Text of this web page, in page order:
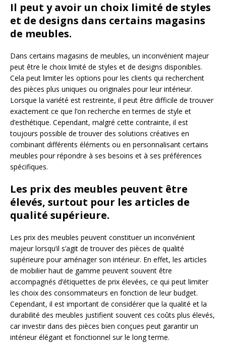
Il peut y avoir un choix limité de styles
et de designs dans certains magasins
de meubles.
Dans certains magasins de meubles, un inconvénient majeur
peut être le choix limité de styles et de designs disponibles.
Cela peut limiter les options pour les clients qui recherchent
des pièces plus uniques ou originales pour leur intérieur.
Lorsque la variété est restreinte, il peut être difficile de trouver
exactement ce que l’on recherche en termes de style et
d’esthétique. Cependant, malgré cette contrainte, il est
toujours possible de trouver des solutions créatives en
combinant différents éléments ou en personnalisant certains
meubles pour répondre à ses besoins et à ses préférences
spécifiques.
Les prix des meubles peuvent être
élevés, surtout pour les articles de
qualité supérieure.
Les prix des meubles peuvent constituer un inconvénient
majeur lorsqu’il s’agit de trouver des pièces de qualité
supérieure pour aménager son intérieur. En effet, les articles
de mobilier haut de gamme peuvent souvent être
accompagnés d’étiquettes de prix élevées, ce qui peut limiter
les choix des consommateurs en fonction de leur budget.
Cependant, il est important de considérer que la qualité et la
durabilité des meubles justifient souvent ces coûts plus élevés,
car investir dans des pièces bien conçues peut garantir un
intérieur élégant et fonctionnel sur le long terme.